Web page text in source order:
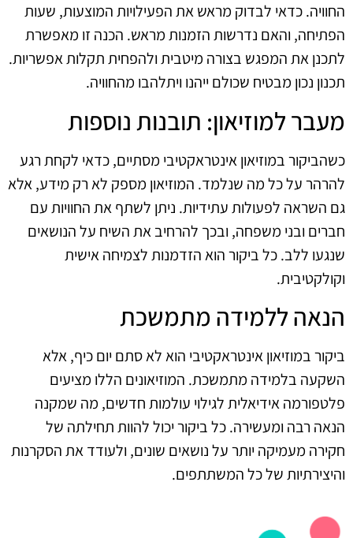
החוויה. כדאי לבדוק מראש את הפעילויות המוצעות, שעות
הפתיחה, והאם נדרשות הזמנות מראש. הכנה זו מאפשרת
לתכנן את המפגש בצורה מיטבית ולהפחית תקלות אפשריות.
תכנון נכון מבטיח שכולם ייהנו ויתלהבו מהחוויה.
מעבר למוזיאון: תובנות נוספות
כשהביקור במוזיאון אינטראקטיבי מסתיים, כדאי לקחת רגע
להרהר על כל מה שנלמד. המוזיאון מספק לא רק מידע, אלא
גם השראה לפעולות עתידיות. ניתן לשתף את החוויות עם
חברים ובני משפחה, ובכך להרחיב את השיח על הנושאים
שנגעו ללב. כל ביקור הוא הזדמנות לצמיחה אישית
וקולקטיבית.
הנאה ללמידה מתמשכת
ביקור במוזיאון אינטראקטיבי הוא לא סתם יום כיף, אלא
השקעה בלמידה מתמשכת. המוזיאונים הללו מציעים
פלטפורמה אידיאלית לגילוי עולמות חדשים, מה שמקנה
הנאה רבה ומעשירה. כל ביקור יכול להוות תחילתה של
חקירה מעמיקה יותר על נושאים שונים, ולעודד את הסקרנות
והיצירתיות של כל המשתתפים.